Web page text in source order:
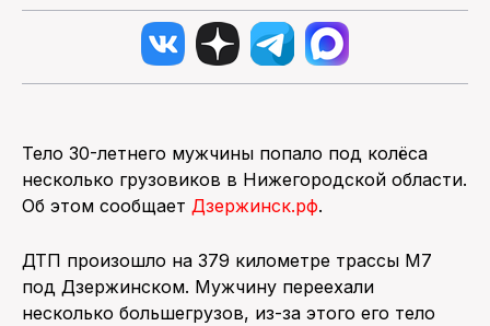
Тело 30-летнего мужчины попало под колёса
несколько грузовиков в Нижегородской области.
Об этом сообщает Дзержинск.рф.
ДТП произошло на 379 километре трассы М7
под Дзержинском. Мужчину переехали
несколько большегрузов, из-за этого его тело